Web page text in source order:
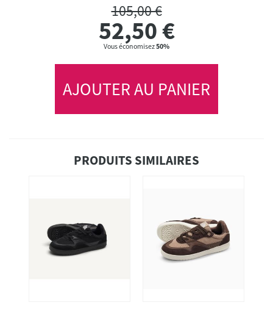
105,00 €
52,50€
Vous économisez50%
AJOUTER AU PANIER
PRODUITS SIMILAIRES